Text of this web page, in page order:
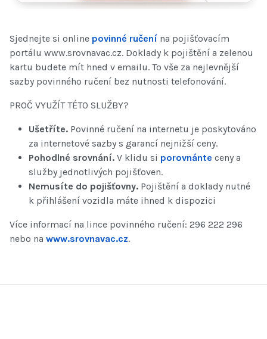
Sjednejte si online povinné ručení na pojišťovacím
portálu www.srovnavac.cz. Doklady k pojištění a zelenou
kartu budete mít hned v emailu. To vše za nejlevnější
sazby povinného ručení bez nutnosti telefonování.
PROČ VYUŽÍT TÉTO SLUŽBY?
Ušetříte. Povinné ručení na internetu je poskytováno
za internetové sazby s garancí nejnižší ceny.
Pohodlné srovnání. V klidu si porovnánte ceny a
služby jednotlivých pojišťoven.
Nemusíte do pojišťovny. Pojištění a doklady nutné
k přihlášení vozidla máte ihned k dispozici
Více informací na lince povinného ručení: 296 222 296
nebo na www.srovnavac.cz.